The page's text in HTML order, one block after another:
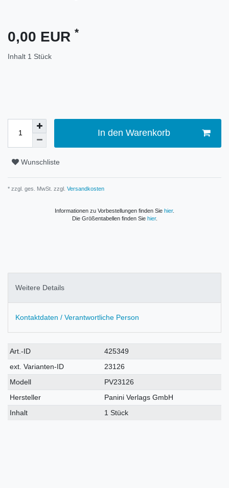
0,00 EUR *
Inhalt 1 Stück
In den Warenkorb
Wunschliste
* zzgl. ges. MwSt. zzgl. Versandkosten
Informationen zu Vorbestellungen finden Sie hier.
Die Größentabellen finden Sie hier.
Weitere Details
Kontaktdaten / Verantwortliche Person
Technisches
Merkmal
Wert
Art.-ID
425349
ext. Varianten-ID
23126
Modell
PV23126
Hersteller
Panini Verlags GmbH
Inhalt
1 Stück